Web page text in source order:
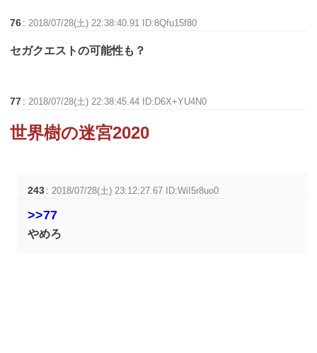
76 :2018/07/28(土) 22:38:40.91 ID:8Qfu15f80
セガクエストの可能性も？
77 :2018/07/28(土) 22:38:45.44 ID:D6X+YU4N0
世界樹の迷宮2020
243 :2018/07/28(土) 23:12:27.67 ID:WiI5r8uo0
>>77
やめろ